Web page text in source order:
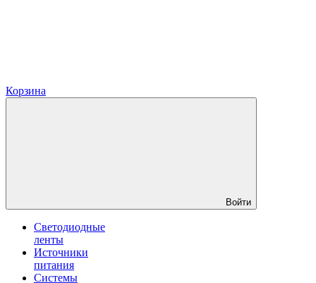
Корзина
Войти
Светодиодные
ленты
Источники
питания
Системы